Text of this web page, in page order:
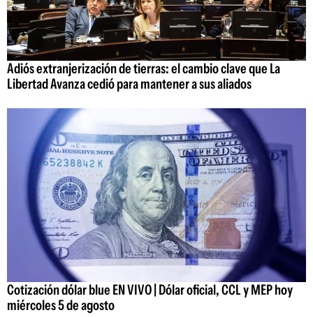
Adiós extranjerización de tierras: el cambio clave que La
Libertad Avanza cedió para mantener a sus aliados
Cotización dólar blue EN VIVO | Dólar oficial, CCL y MEP hoy
miércoles 5 de agosto